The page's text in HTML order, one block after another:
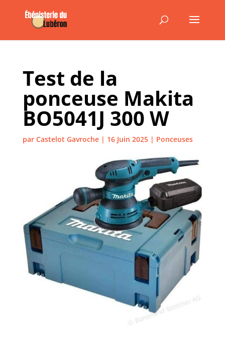
Test de la
ponceuse Makita
BO5041J 300 W
par Castelot Gavroche| 16 Juin 2025| Ponceuses